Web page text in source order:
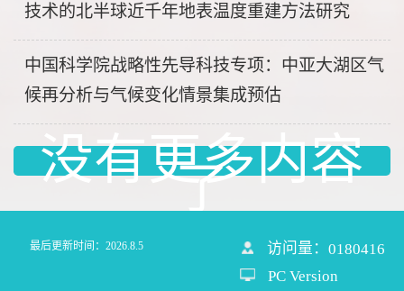
技术的北半球近千年地表温度重建方法研究
中国科学院战略性先导科技专项：中亚大湖区气
候再分析与气候变化情景集成预估
没有更多内容
了
最后更新时间： 2026.8.5 访问量：0180416
PC Version